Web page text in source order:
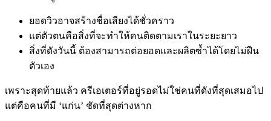
ยอดวิวอาจสร้างชื่อเสียงได้ชั่วคราว
แต่ตัวตนคือสิ่งที่จะทำให้คนติดตามเราในระยะยาว
สิ่งที่ดังวันนี้ ต้องสามารถต่อยอดและผลิตซ้ำได้โดยไม่ฝืน
ตัวเอง
เพราะสุดท้ายแล้ว ครีเอเตอร์ที่อยู่รอดไม่ใช่คนที่ดังที่สุดเสมอไป
แต่คือคนที่มี ‘แก่น’ ชัดที่สุดต่างหาก